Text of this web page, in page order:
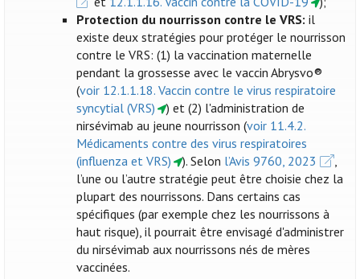
Protection du nourrisson contre le VRS: il
existe deux stratégies pour protéger le nourrisson
contre le VRS: (1) la vaccination maternelle
pendant la grossesse avec le vaccin Abrysvo®
(voir 12.1.1.18. Vaccin contre le virus respiratoire
syncytial (VRS)
) et (2) l'administration de
nirsévimab au jeune nourrisson (voir 11.4.2.
Médicaments contre des virus respiratoires
(influenza et VRS)
). Selon l’Avis 9760, 2023
,
l’une ou l’autre stratégie peut être choisie chez la
plupart des nourrissons. Dans certains cas
spécifiques (par exemple chez les nourrissons à
haut risque), il pourrait être envisagé d'administrer
du nirsévimab aux nourrissons nés de mères
vaccinées.